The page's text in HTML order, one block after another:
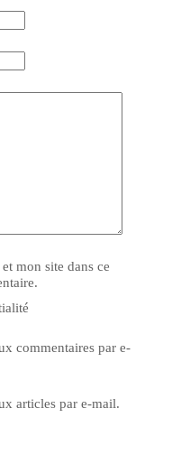
mon site dans ce
commentaires par e-
articles par e-mail.